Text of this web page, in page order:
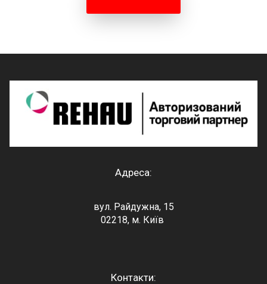
Адреса:
вул. Райдужна, 15
02218, м. Київ
Контакти: